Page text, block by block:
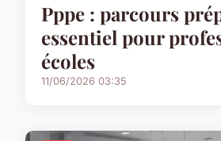
Pppe : parcours
essentiel pour
écoles
11/06/2026 03:35